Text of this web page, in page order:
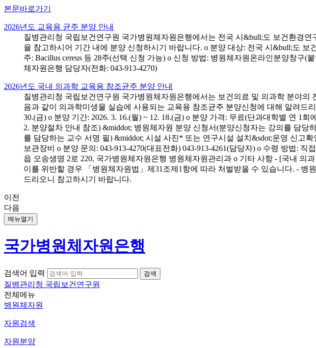
본문바로가기
2026년도 교육용 균주 분양 안내
질병관리청 국립보건연구원 국가병원체자원은행에서는 전국 시&bull;도 보건환경
을 참고하시어 기간 내에 분양 신청하시기 바랍니다. o 분양 대상: 전국 시&bull;도 보
주: Bacillus cereus 등 28주(선택 신청 가능) o 신청 방법: 병원체자원온라인분양창구
체자원은행 담당자(전화: 043-913-4270)
2026년도 국내 의과학 교육용 참조균주 분양 안내
질병관리청 국립보건연구원 국가병원체자원은행에서는 보건의료 및 의과학 분야
음과 같이 의과학미생물 실습에 사용되는 교육용 참조균주 분양신청에 대해 알려드
30.(금) o 분양 기간: 2026. 3. 16.(월) ~ 12. 18.(금) o 분양 가격: 무료(단과대학별 연 1
2. 분양절차 안내 참조) &middot; 병원체자원 분양 신청서(분양신청자는 강의를 담당
를 담당하는 교수 서명 필) &middot; 시설 사진* 또는 연구시설 설치&sdot;운영 신고
보관장비 o 분양 문의: 043-913-4270(대표전화) 043-913-4261(담당자) o 수령 방법:
읍 오송생명 2로 220, 국가병원체자원은행 병원체자원관리과 o 기타 사항 - [국내
이를 위반할 경우 「병원체자원법」제31조제1항에 따라 처벌받을 수 있습니다. -
드리오니 참고하시기 바랍니다.
이전
다음
메뉴열기
국가병원체자원은행
검색어 입력
질병관리청 국립보건연구원
전체메뉴
병원체자원
자원검색
자원분양